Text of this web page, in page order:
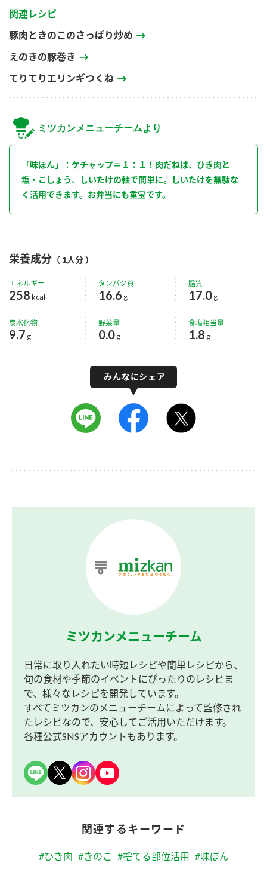
関連レシピ
豚肉ときのこのさっぱり炒め
えのきの豚巻き
てりてりエリンギつくね
ミツカンメニューチームより
「味ぽん」：ケチャップ＝１：１！肉だねは、ひき肉と
塩・こしょう、しいたけの軸で簡単に。しいたけを無駄な
く活用できます。お弁当にも重宝です。
栄養成分 （ 1人分 ）
エネルギー
258kcal
タンパク質
16.6 g
脂質
17.0 g
炭水化物
9.7 g
野菜量
0.0g
食塩相当量
1.8 g
ミツカンメニューチーム
日常に取り入れたい時短レシピや簡単レシピから、
旬の食材や季節のイベントにぴったりのレシピま
で、様々なレシピを開発しています。
すべてミツカンのメニューチームによって監修され
たレシピなので、安心してご活用いただけます。
各種公式SNSアカウントもあります。
関連するキーワード
#ひき肉 #きのこ #捨てる部位活用 #味ぽん